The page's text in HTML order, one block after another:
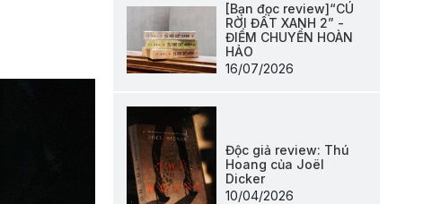
[Bạn đọc review]“CÚ
RỜI ĐẤT XANH 2” -
ĐIỂM CHUYỂN HOÀN
HẢO
16/07/2026
Độc giả review: Thú
Hoang của Joël
Dicker
10/04/2026